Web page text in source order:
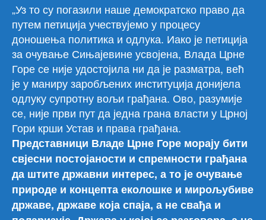
„Уз то су погазили наше демократско право да
путем петиција учествујемо у процесу
доношења политика и одлука. Иако је петиција
за очување Сињајевине усвојена, Влада Црне
Горе се није удостојила ни да је разматра, већ
је у маниру заробљених институција донијела
одлуку супротну вољи грађана. Ово, разумије
се, није први пут да једна грана власти у Црној
Гори крши Устав и права грађана.
Представници Владе Црне Горе морају бити
свјесни постојаности и спремности грађана
да штите државни интерес, а то је очување
природе и концепта еколошке и мирољубиве
државе, државе која спаја, а не свађа и